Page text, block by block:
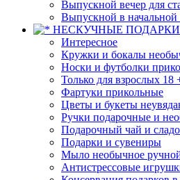
Выпускной вечер для
Выпускной в начальной
НЕСКУЧНЫЕ ПОДАРКИ
Интересное
Кружки и бокалы
Носки и футболки
Только для взрослых 18
Фартуки прикольные
Цветы и букеты
Ручки подарочные и
Подарочный чай и
Подарки и сувениры
Мыло необычное
Антистрессовые